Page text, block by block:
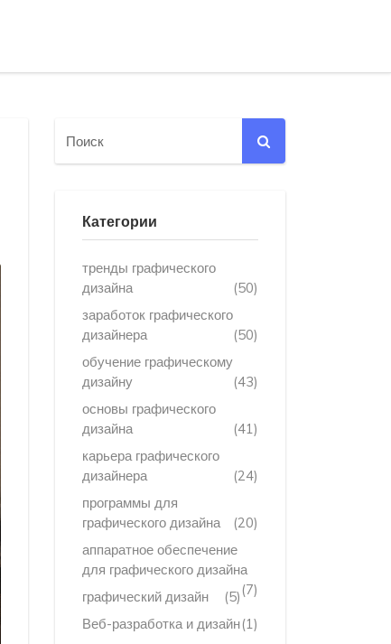
Категории
тренды графического
дизайна
(50)
заработок графического
дизайнера
(50)
обучение графическому
дизайну
(43)
основы графического
дизайна
(41)
карьера графического
дизайнера
(24)
программы для
графического дизайна
(20)
аппаратное обеспечение
для графического дизайна
(7)
графический дизайн
(5)
Веб-разработка и дизайн(1)